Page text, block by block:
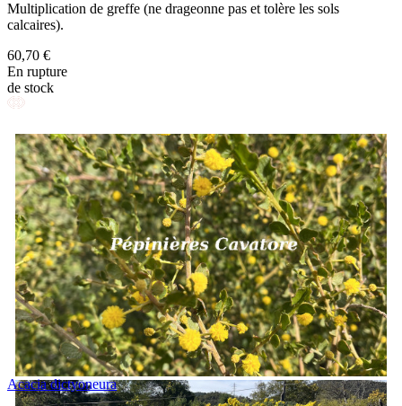
Multiplication de greffe (ne drageonne pas et tolère les sols
calcaires).
60,70 €
En rupture
de stock
Acacia dictyoneura